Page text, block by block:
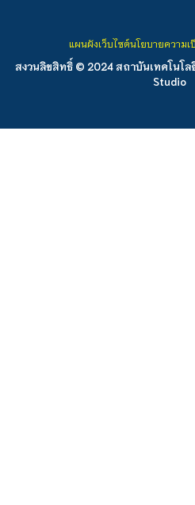
สงวนลิขสิทธิ์ © 2024 สถาบันเทคโนโล
Studio
แผนผังเว็บไซต์นโยบายความ